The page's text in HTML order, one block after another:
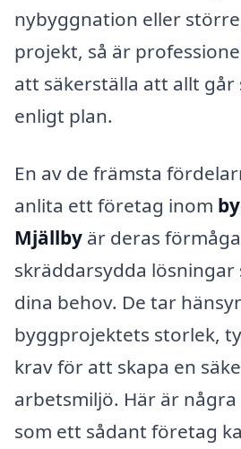
nybyggnation eller
projekt, så är
att säkerställa att allt går
enligt plan.
En av de främsta
anlita ett företag inom
Mjällby är deras
skräddarsydda lösningar
dina behov. De tar
byggprojektets storlek,
krav för att skapa en
arbetsmiljö. Här är
som ett sådant företag